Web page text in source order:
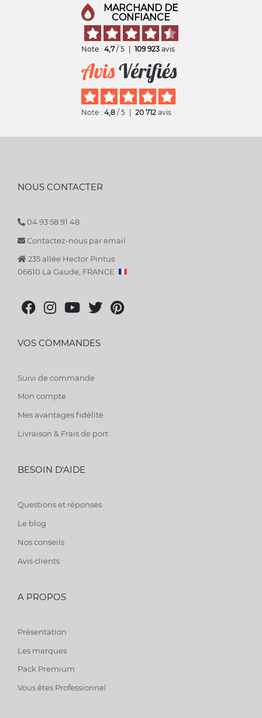
MARCHAND DE
CONFIANCE
Note : 4,7 / 5 109 923 avis
Note : 4,8 / 5 20 712 avis
NOUS CONTACTER
04 93 58 91 48
Contactez-nous par email
235 allée Hector Pintus
06610 La Gaude, FRANCE
VOS COMMANDES
Suivi de commande
Mon compte
Mes avantages fidélité
Livraison & Frais de port
BESOIN D'AIDE
Questions et réponses
Le blog
Nos conseils
Avis clients
A PROPOS
Présentation
Les marques
Pack Premium
Vous êtes Professionnel